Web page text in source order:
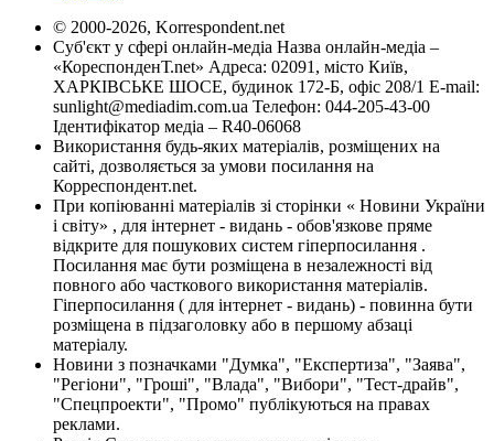
© 2000-2026, Korrespondent.net
Суб'єкт у сфері онлайн-медіа Назва онлайн-медіа –
«КореспонденТ.net» Адреса: 02091, місто Київ,
ХАРКІВСЬКЕ ШОСЕ, будинок 172-Б, офіс 208/1 E-mail:
sunlight@mediadim.com.ua Телефон: 044-205-43-00
Ідентифікатор медіа – R40-06068
Використання будь-яких матеріалів, розміщених на
сайті, дозволяється за умови посилання на
Корреспондент.net.
При копіюванні матеріалів зі сторінки « Новини України
і світу» , для інтернет - видань - обов'язкове пряме
відкрите для пошукових систем гіперпосилання .
Посилання має бути розміщена в незалежності від
повного або часткового використання матеріалів.
Гіперпосилання ( для інтернет - видань) - повинна бути
розміщена в підзаголовку або в першому абзаці
матеріалу.
Новини з позначками "Думка", "Експертиза", "Заява",
"Регіони", "Гроші", "Влада", "Вибори", "Тест-драйв",
"Спецпроекти", "Промо" публікуються на правах
реклами.